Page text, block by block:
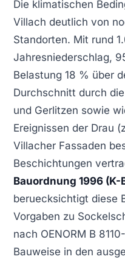
Die klimatischen
Villach deutlich von
Standorten. Mit rund
Jahresniederschlag,
Belastung 18 % über
Durchschnitt durch
und Gerlitzen sowie
Ereignissen der Drau
Villacher Fassaden
Beschichtungen
Bauordnung 1996 (K-
beruecksichtigt diese
Vorgaben zu
nach OENORM B
Bauweise in den